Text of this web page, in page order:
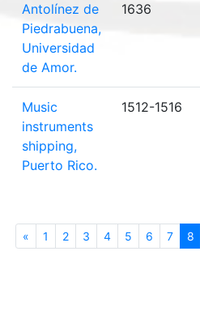
Antolínez de
Piedrabuena,
Universidad
de Amor.
1636
Music
instruments
shipping,
Puerto Rico.
1512-1516
« Previous
1 2 3 4 5 6 7 8